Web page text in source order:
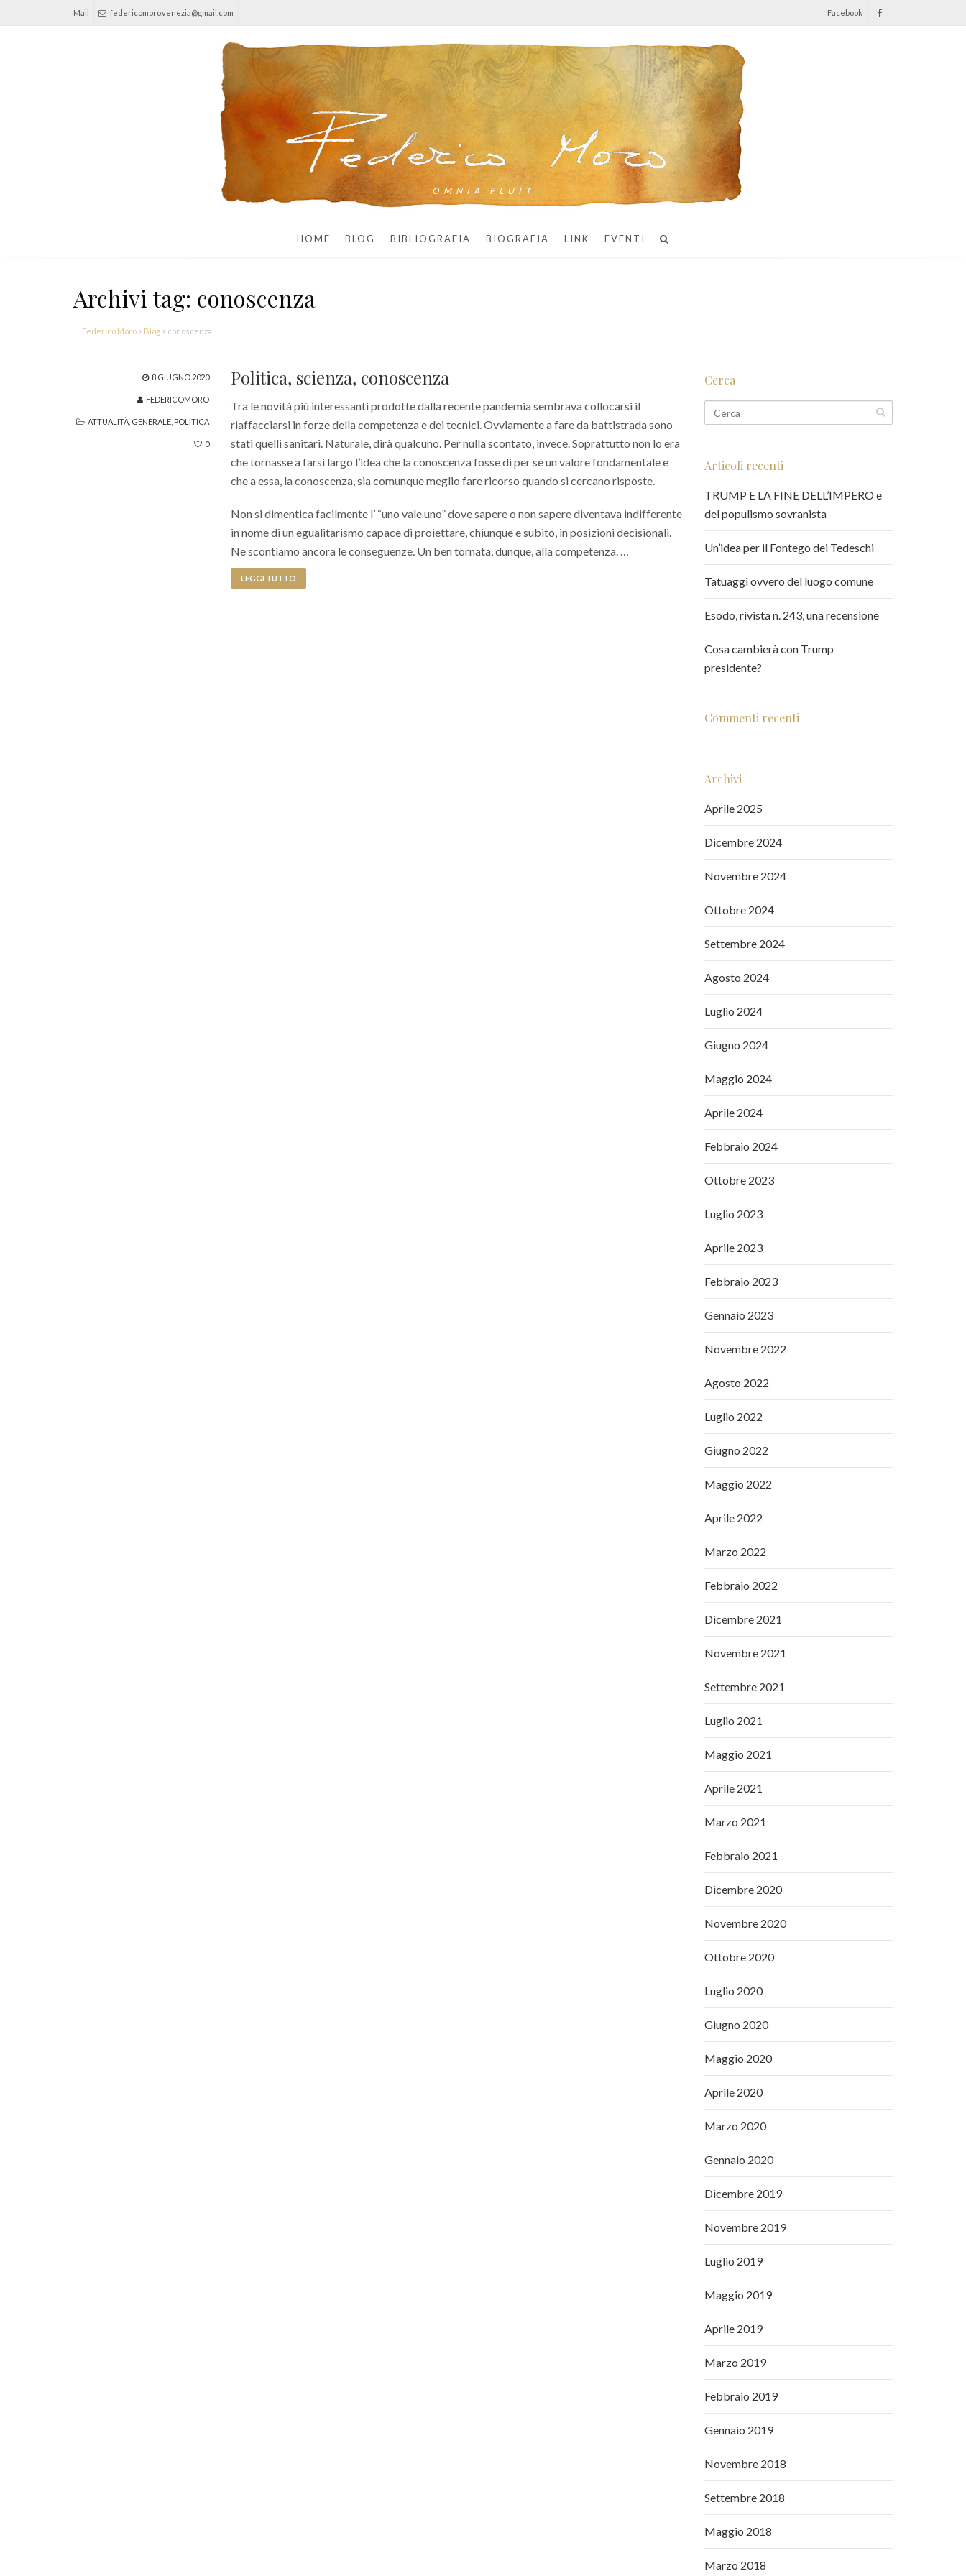
Mail federicomoro.venezia@gmail.com Facebook
OMNIA FLUIT
HOME BLOG BIBLIOGRAFIA BIOGRAFIA LINK EVENTI
Archivi tag: conoscenza
Federico Moro > Blog > conoscenza
8 GIUGNO 2020
FEDERICOMORO
ATTUALITÀ GENERALE POLITICA
0
Politica, scienza, conoscenza
Tra le novità più interessanti prodotte dalla recente pandemia sembrava collocarsi il
riaffacciarsi in forze della competenza e dei tecnici. Ovviamente a fare da battistrada sono
stati quelli sanitari. Naturale, dirà qualcuno. Per nulla scontato, invece. Soprattutto non lo era
che tornasse a farsi largo l’idea che la conoscenza fosse di per sé un valore fondamentale e
che a essa, la conoscenza, sia comunque meglio fare ricorso quando si cercano risposte.
Non si dimentica facilmente l’ “uno vale uno” dove sapere o non sapere diventava indifferente
in nome di un egualitarismo capace di proiettare, chiunque e subito, in posizioni decisionali.
Ne scontiamo ancora le conseguenze. Un ben tornata, dunque, alla competenza. …
LEGGI TUTTO
Cerca
Articoli recenti
TRUMP E LA FINE DELL’IMPERO e
del populismo sovranista
Un’idea per il Fontego dei Tedeschi
Tatuaggi ovvero del luogo comune
Esodo, rivista n. 243, una recensione
Cosa cambierà con Trump
presidente?
Commenti recenti
Archivi
Aprile 2025
Dicembre 2024
Novembre 2024
Ottobre 2024
Settembre 2024
Agosto 2024
Luglio 2024
Giugno 2024
Maggio 2024
Aprile 2024
Febbraio 2024
Ottobre 2023
Luglio 2023
Aprile 2023
Febbraio 2023
Gennaio 2023
Novembre 2022
Agosto 2022
Luglio 2022
Giugno 2022
Maggio 2022
Aprile 2022
Marzo 2022
Febbraio 2022
Dicembre 2021
Novembre 2021
Settembre 2021
Luglio 2021
Maggio 2021
Aprile 2021
Marzo 2021
Febbraio 2021
Dicembre 2020
Novembre 2020
Ottobre 2020
Luglio 2020
Giugno 2020
Maggio 2020
Aprile 2020
Marzo 2020
Gennaio 2020
Dicembre 2019
Novembre 2019
Luglio 2019
Maggio 2019
Aprile 2019
Marzo 2019
Febbraio 2019
Gennaio 2019
Novembre 2018
Settembre 2018
Maggio 2018
Marzo 2018